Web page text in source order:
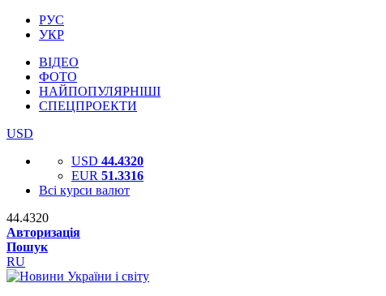
РУС
УКР
ВІДЕО
ФОТО
НАЙПОПУЛЯРНІШІ
СПЕЦПРОЕКТИ
USD
USD 44.4320
EUR 51.3316
Всі курси валют
44.4320
Авторизація
Пошук
RU